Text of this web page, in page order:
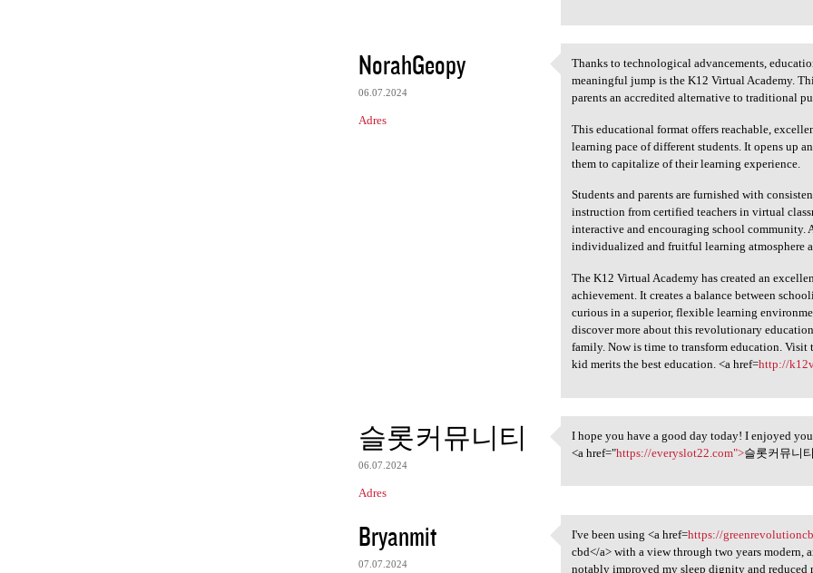
NorahGeopy
06.07.2024
Adres
Thanks to technological
Thanks to technological advancements,
meaningful jump is the K12 Virtual Academy.
parents an accredited alternative to traditional
This educational format offers reachable,
learning pace of different students. It opens up
them to capitalize of their learning experience.
Students and parents are furnished with
instruction from certified teachers in virtual
interactive and encouraging school community.
individualized and fruitful learning atmosphere
The K12 Virtual Academy has created an
achievement. It creates a balance between
curious in a superior, flexible learning
discover more about this revolutionary
family. Now is time to transform education. Visit
kid merits the best education. <a href=http://
슬롯커뮤니티
06.07.2024
Adres
I hope you have a good day
I hope you have a good day today! I enjoyed
<a href="https://everyslot22.com">슬롯커뮤니
Bryanmit
07.07.2024
I've been using <a href
I've been using <a href=https://
cbd</a> with a view through two years modern,
notably improved my sleep dignity and reduced